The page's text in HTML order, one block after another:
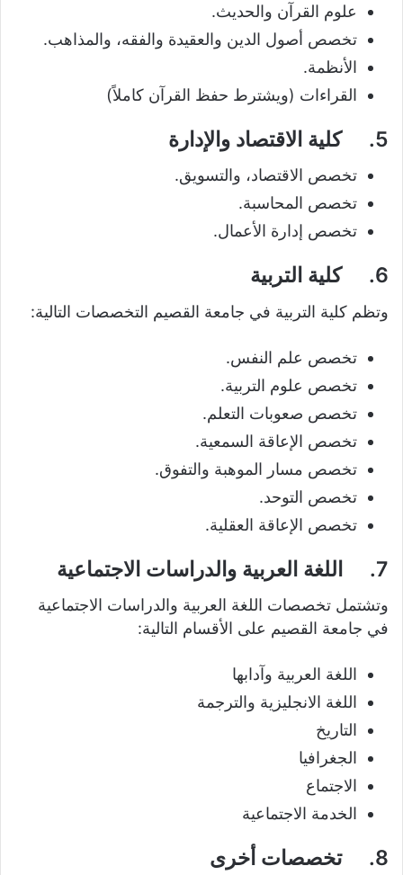
علوم القرآن والحديث.
تخصص أصول الدين والعقيدة والفقه، والمذاهب.
الأنظمة.
القراءات (ويشترط حفظ القرآن كاملاً)
5. كلية الاقتصاد والإدارة
تخصص الاقتصاد، والتسويق.
تخصص المحاسبة.
تخصص إدارة الأعمال.
6. كلية التربية
وتظم كلية التربية في جامعة القصيم التخصصات التالية:
تخصص علم النفس.
تخصص علوم التربية.
تخصص صعوبات التعلم.
تخصص الإعاقة السمعية.
تخصص مسار الموهبة والتفوق.
تخصص التوحد.
تخصص الإعاقة العقلية.
7. اللغة العربية والدراسات الاجتماعية
وتشتمل تخصصات اللغة العربية والدراسات الاجتماعية
في جامعة القصيم على الأقسام التالية:
اللغة العربية وآدابها
اللغة الانجليزية والترجمة
التاريخ
الجغرافيا
الاجتماع
الخدمة الاجتماعية
8. تخصصات أخرى